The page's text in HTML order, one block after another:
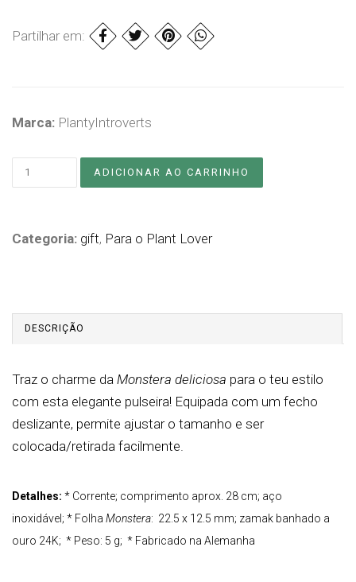
Partilhar em:
Marca: PlantyIntroverts
Categoria: gift, Para o Plant Lover
DESCRIÇÃO
Traz o charme da Monstera deliciosa para o teu estilo
com esta elegante pulseira! Equipada com um fecho
deslizante, permite ajustar o tamanho e ser
colocada/retirada facilmente.
Detalhes: * Corrente; comprimento aprox. 28 cm; aço
inoxidável; * Folha Monstera: 22.5 x 12.5 mm; zamak banhado a
ouro 24K; * Peso: 5 g; * Fabricado na Alemanha